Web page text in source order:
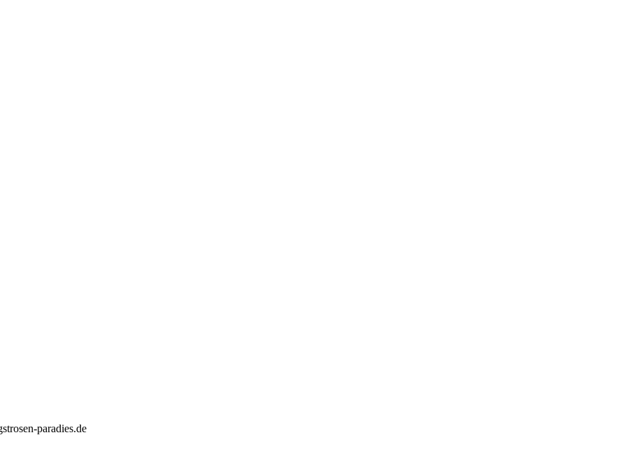
paradies.de